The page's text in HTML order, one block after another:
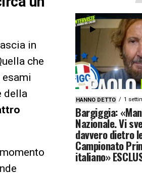
in
che
della
HANNO DETTO 1
Bargiggia:
Nazionale. Vi
davvero dietro
Campionato
italiano»